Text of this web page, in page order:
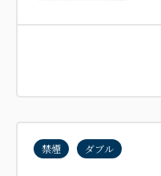
禁煙 ダブル